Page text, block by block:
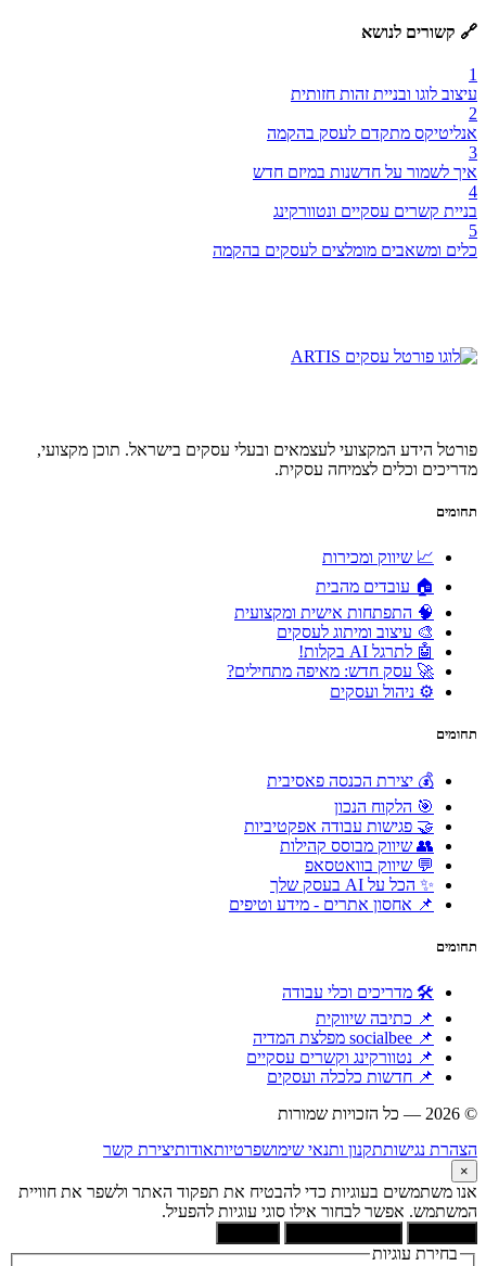
🔗 קשורים לנושא
1
עיצוב לוגו ובניית זהות חזותית
2
אנליטיקס מתקדם לעסק בהקמה
3
איך לשמור על חדשנות במיזם חדש
4
בניית קשרים עסקיים ונטוורקינג
5
כלים ומשאבים מומלצים לעסקים בהקמה
פורטל הידע המקצועי לעצמאים ובעלי עסקים בישראל. תוכן מקצועי,
מדריכים וכלים לצמיחה עסקית.
תחומים
📈 שיווק ומכירות
🏠 עובדים מהבית
🧠 התפתחות אישית ומקצועית
🎨 עיצוב ומיתוג לעסקים
🤖 לתרגל AI בקלות!
🚀 עסק חדש: מאיפה מתחילים?
⚙️ ניהול ועסקים
תחומים
💰 יצירת הכנסה פאסיבית
🎯 הלקוח הנכון
🤝 פגישות עבודה אפקטיביות
👥 שיווק מבוסס קהילות
💬 שיווק בוואטסאפ
✨ הכל על AI בעסק שלך
📌 אחסון אתרים - מידע וטיפים
תחומים
🛠 מדריכים וכלי עבודה
📌 כתיבה שיווקית
📌 socialbee מפלצת המדיה
📌 נטוורקינג וקשרים עסקיים
📌 חדשות כלכלה ועסקים
© 2026 — כל הזכויות שמורות
הצהרת נגישותתקנון ותנאי שימושפרטיותאודותיצירת קשר
×
אנו משתמשים בעוגיות כדי להבטיח את תפקוד האתר ולשפר את חוויית
המשתמש. אפשר לבחור אילו סוגי עוגיות להפעיל.
בחירת עוגיות